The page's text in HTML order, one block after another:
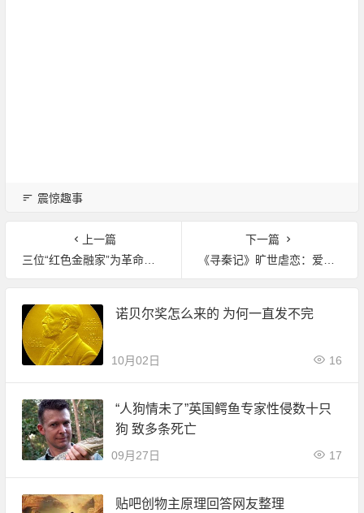
震惊趣事
上一篇
三位“红色金融家”为革命军队当家理财：每一枚铜板都用在刀刃上
下一篇
《寻秦记》旷世虐恋：爱恨纠葛谱写乱世情缘
诺贝尔奖怎么来的 为何一直发不完
10月02日 16
“人狗情未了”英国鳄鱼专家性侵数十只
狗 致多条死亡
09月27日 17
贴吧创物主原理回答网友整理